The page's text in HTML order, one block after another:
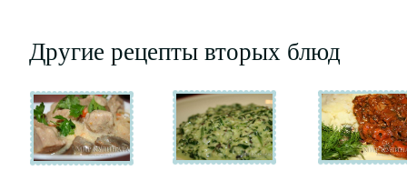
Другие рецепты вторых блюд